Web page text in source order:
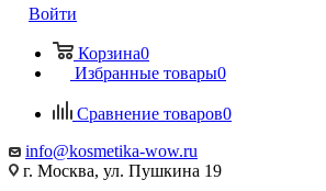
Войти
Корзина0
Избранные товары0
Сравнение товаров0
info@kosmetika-wow.ru
г. Москва, ул. Пушкина 19